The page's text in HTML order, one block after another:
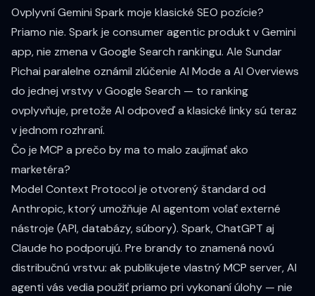
Ovplyvní Gemini Spark moje klasické SEO pozície?
Priamo nie. Spark je consumer agentic produkt v Gemini
app, nie zmena v Google Search rankingu. Ale Sundar
Pichai paralelne oznámil zlúčenie AI Mode a AI Overviews
do jednej vrstvy v Google Search — to ranking
ovplyvňuje, pretože AI odpoveď a klasické linky sú teraz
v jednom rozhraní.
Čo je MCP a prečo by ma to malo zaujímať ako
marketéra?
Model Context Protocol je otvorený štandard od
Anthropic, ktorý umožňuje AI agentom volať externé
nástroje (API, databázy, súbory). Spark, ChatGPT aj
Claude ho podporujú. Pre brandy to znamená novú
distribučnú vrstvu: ak publikujete vlastný MCP server, AI
agenti vás vedia použiť priamo pri vykonaní úlohy — nie